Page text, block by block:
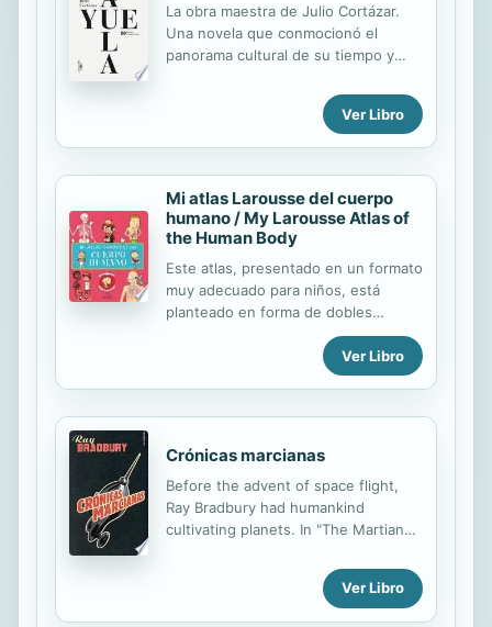
lectura vivida hasta el fanatismo.
La obra maestra de Julio Cortázar.
Una novela que conmocionó el
panorama cultural de su tiempo y
la narrativa contemporánea.
Ver Libro
Mi atlas Larousse del cuerpo
humano / My Larousse Atlas of
the Human Body
Este atlas, presentado en un formato
muy adecuado para niños, está
planteado en forma de dobles
páginas con dibujos de las partes del
cuerpo humano. Sus ilustraciones
poseen un toque de humor que las
pequeños y llama la atención de los
mayores. «Mi Atlas Larousse del
cuerpo humano» está organizado en
función de las partes del cuerpo que
se ven involucradas en cada una de
las diferentes funciones: comer,
moverse, aprender, crecer... Algunas
páginas son desplegables donde el
niño podrá apreciar con todo detalle
Ver Libro
Crónicas marcianas
Before the advent of space flight,
Ray Bradbury had humankind
cultivating planets. In "The Martian
ancient civilization on the verge of
ruin. This classic work presents tales
Ver Libro